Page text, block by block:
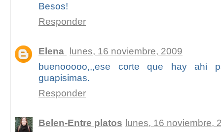
Besos!
Responder
Elena lunes, 16 noviembre, 2009
buenooooo,,,ese corte que hay ahi
guapisimas.
Responder
Belen-Entre platos lunes, 16 noviembre,